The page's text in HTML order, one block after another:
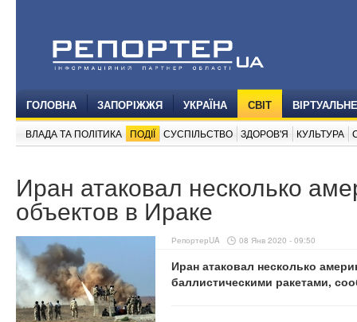
ГОЛОВНА ЗАПОРІЖЖЯ УКРАЇНА СВІТ
ВЛАДА ТА ПОЛІТИКА ПОДІЇ СУСПІЛЬСТВО ЗДОРОВ'Я КУЛЬТУРА
Иран атаковал несколько
объектов в Ираке
РепортерUA 08 Янв 2020 - 09:50
Иран атаковал несколько
баллистическими ракетами,